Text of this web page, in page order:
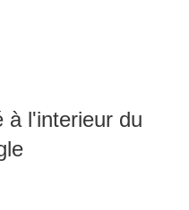
à l'interieur du